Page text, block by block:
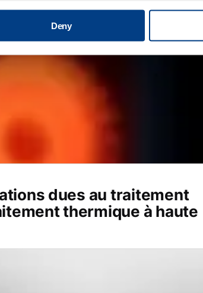
Deny
dues au traitement
thermique à haute